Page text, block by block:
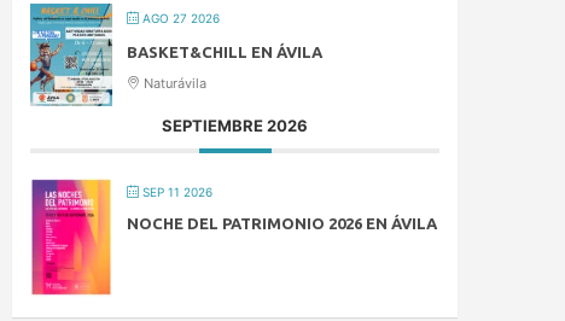
AGO 27 2026
BASKET&CHILL EN ÁVILA
Naturávila
SEPTIEMBRE 2026
SEP 11 2026
NOCHE DEL PATRIMONIO 2026 EN ÁVILA